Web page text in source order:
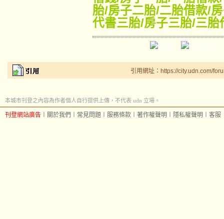
胎/房子二胎/二胎借款/
代書三胎/房子三胎/三胎
引用網址：https://city.udn.com/
本城市刊登之內容為作者個人自行提供上傳，不代表 udn 立場。
刊登網站廣告 關於我們 常見問題 服務條款 著作權聲明 隱私權聲明 客服